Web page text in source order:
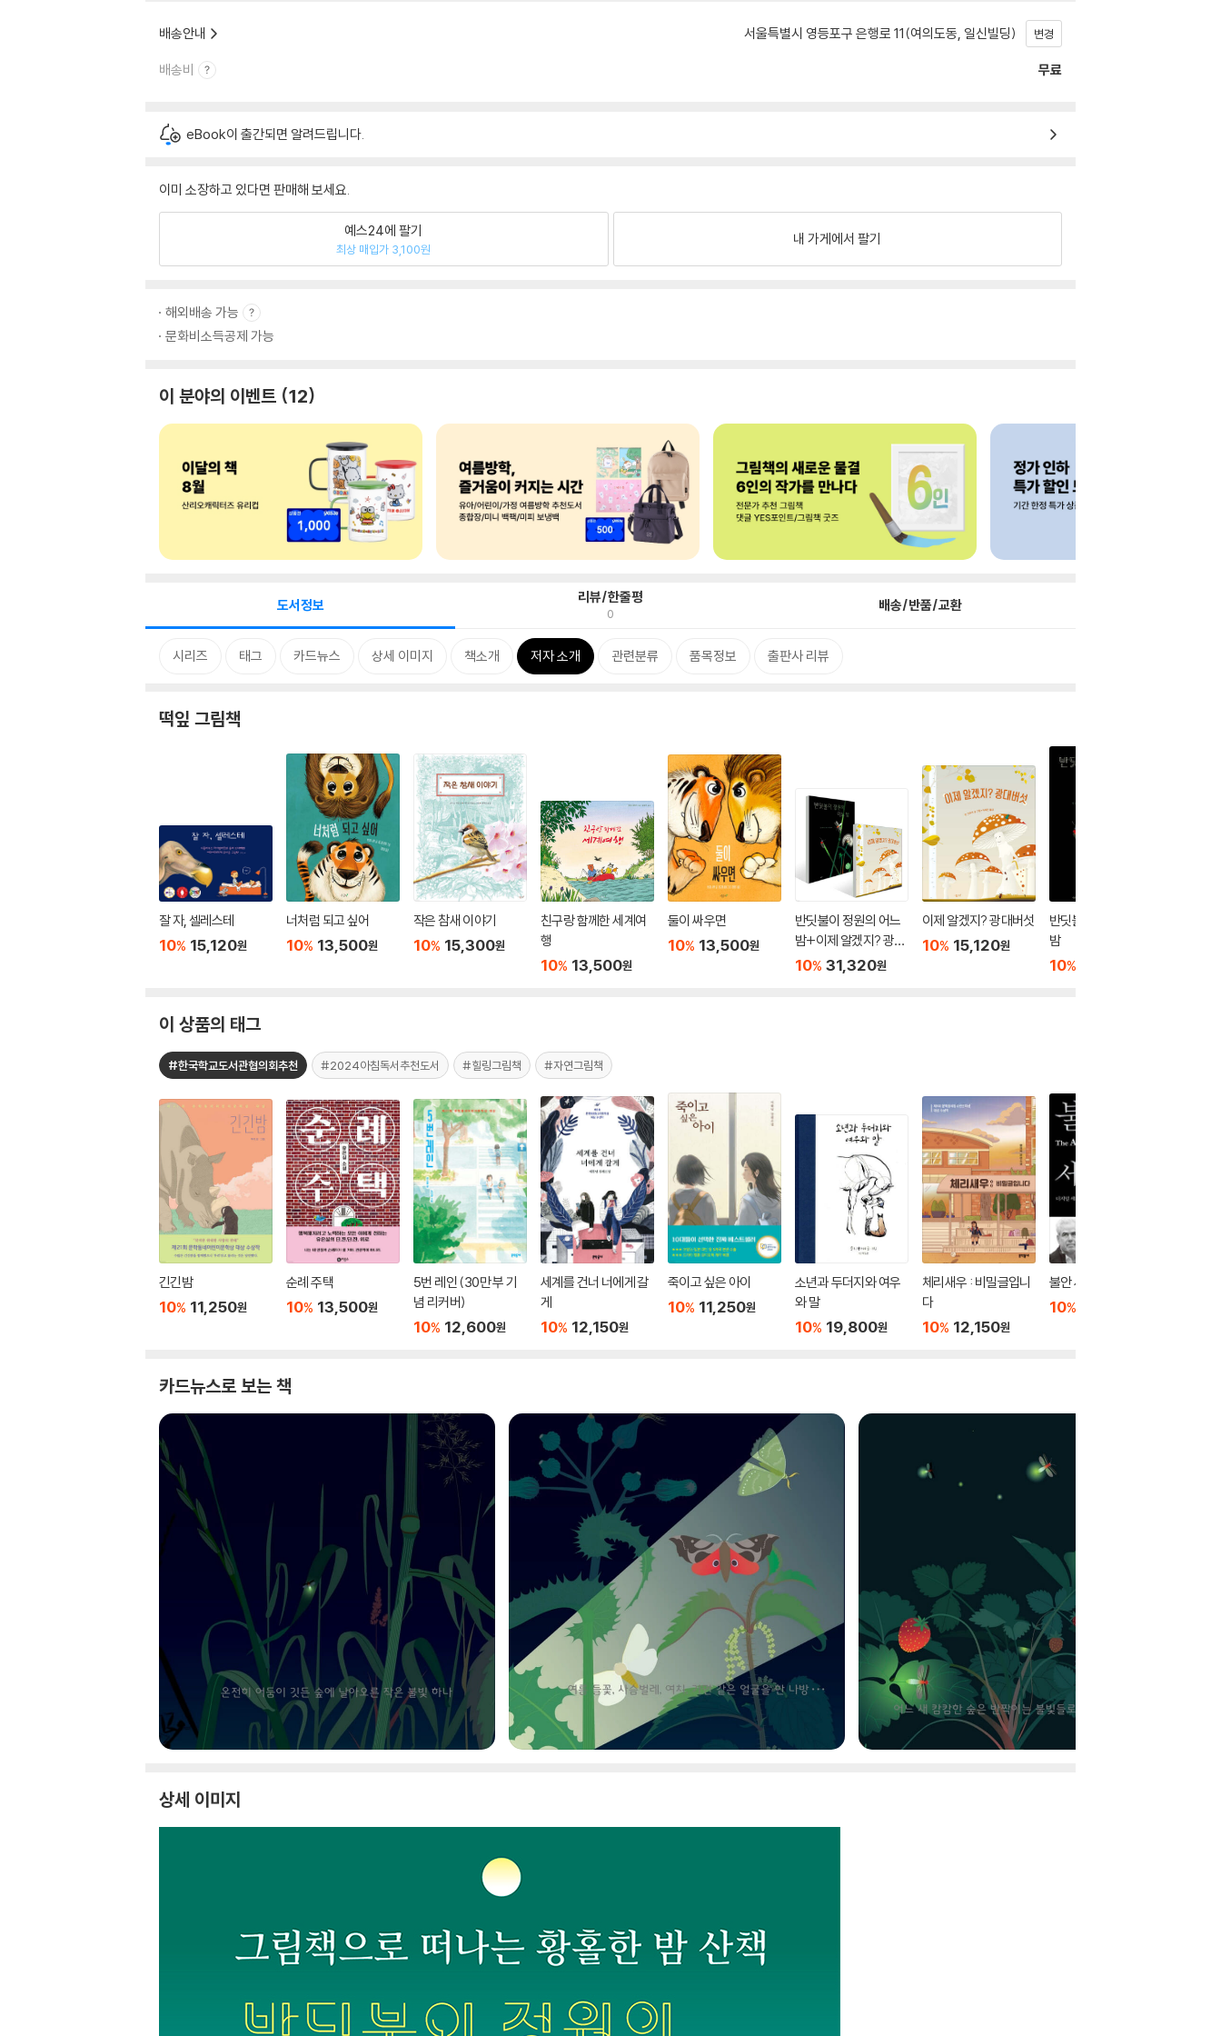
배송안내 서울특별시 영등포구 은행로 11(여의도동, 일신빌딩) 변경
배송비 무료
eBook이 출간되면 알려드립니다.
이미 소장하고 있다면 판매해 보세요.
예스24에 팔기
최상 매입가 3,100원
내 가게에서 팔기
해외배송 가능
문화비소득공제 가능
이 분야의 이벤트 12
도서정보 리뷰/한줄평
0 배송/반품/교환
시리즈 태그 카드뉴스 상세 이미지 책소개 저자 소개 관련분류 품목정보 출판사 리뷰
떡잎 그림책
잘 자, 셀레스테
10% 15,120원
너처럼 되고 싶어
10% 13,500원
작은 참새 이야기
10% 15,300원
친구랑 함께한 세계여
행
10% 13,500원
둘이 싸우면
10% 13,500원
반딧불이 정원의 어느
밤+이제 알겠지? 광대
버섯 2권 세트
10% 31,320원
이제 알겠지? 광대버섯
10% 15,120원
반딧불이 정원의 어느
밤
10%
이 상품의 태그
#한국학교도서관협의회추천 #2024아침독서추천도서 #힐링그림책 #자연그림책
긴긴밤
10% 11,250원
순례 주택
10% 13,500원
5번 레인 (30만 부 기
념 리커버)
10% 12,600원
세계를 건너 너에게 갈
게
10% 12,150원
죽이고 싶은 아이
10% 11,250원
소년과 두더지와 여우
와 말
10% 19,800원
체리새우 : 비밀글입니
다
10% 12,150원
불안 세대
10%
카드뉴스로 보는 책
상세 이미지